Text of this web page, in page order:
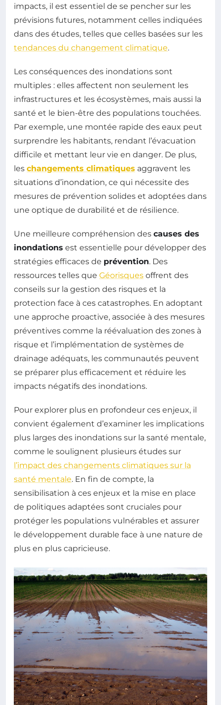
impacts, il est essentiel de se pencher sur les
prévisions futures, notamment celles indiquées
dans des études, telles que celles basées sur les
tendances du changement climatique.
Les conséquences des inondations sont
multiples : elles affectent non seulement les
infrastructures et les écosystèmes, mais aussi la
santé et le bien-être des populations touchées.
Par exemple, une montée rapide des eaux peut
surprendre les habitants, rendant l’évacuation
difficile et mettant leur vie en danger. De plus,
les changements climatiques aggravent les
situations d’inondation, ce qui nécessite des
mesures de prévention solides et adoptées dans
une optique de durabilité et de résilience.
Une meilleure compréhension des causes des
inondations est essentielle pour développer des
stratégies efficaces de prévention. Des
ressources telles que Géorisques offrent des
conseils sur la gestion des risques et la
protection face à ces catastrophes. En adoptant
une approche proactive, associée à des mesures
préventives comme la réévaluation des zones à
risque et l’implémentation de systèmes de
drainage adéquats, les communautés peuvent
se préparer plus efficacement et réduire les
impacts négatifs des inondations.
Pour explorer plus en profondeur ces enjeux, il
convient également d’examiner les implications
plus larges des inondations sur la santé mentale,
comme le soulignent plusieurs études sur
l’impact des changements climatiques sur la
santé mentale. En fin de compte, la
sensibilisation à ces enjeux et la mise en place
de politiques adaptées sont cruciales pour
protéger les populations vulnérables et assurer
le développement durable face à une nature de
plus en plus capricieuse.